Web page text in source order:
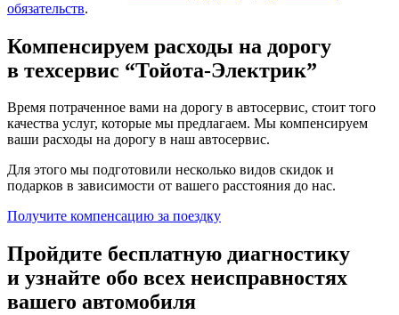
обязательств.
Компенсируем расходы на дорогу
в техсервис “Тойота-Электрик”
Время потраченное вами на дорогу в автосервис, стоит того
качества услуг, которые мы предлагаем. Мы компенсируем
ваши расходы на дорогу в наш автосервис.
Для этого мы подготовили несколько видов скидок и
подарков в зависимости от вашего расстояния до нас.
Получите компенсацию за поездку
Пройдите бесплатную диагностику
и узнайте обо всех неисправностях
вашего автомобиля